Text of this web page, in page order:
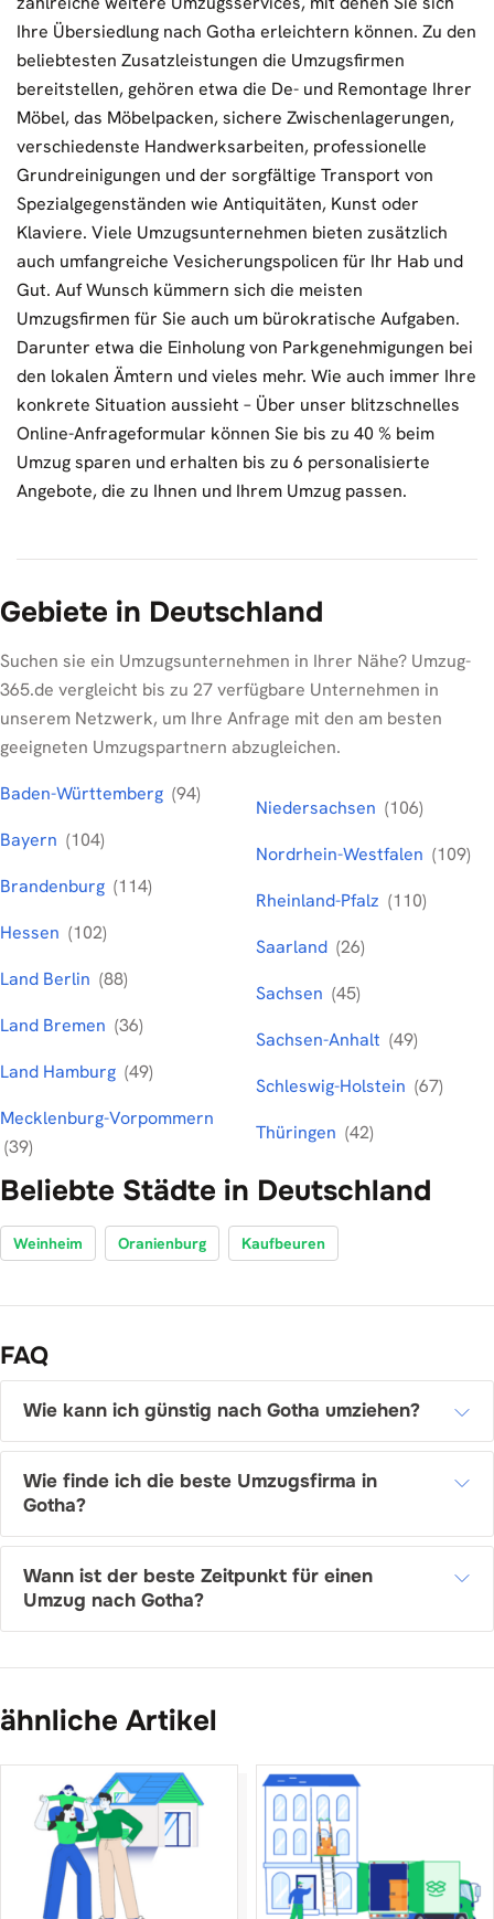
Ihre Übersiedlung nach Gotha erleichtern können. Zu den
beliebtesten Zusatzleistungen die Umzugsfirmen
bereitstellen, gehören etwa die De- und Remontage Ihrer
Möbel, das Möbelpacken, sichere Zwischenlagerungen,
verschiedenste Handwerksarbeiten, professionelle
Grundreinigungen und der sorgfältige Transport von
Spezialgegenständen wie Antiquitäten, Kunst oder
Klaviere. Viele Umzugsunternehmen bieten zusätzlich
auch umfangreiche Vesicherungspolicen für Ihr Hab und
Gut. Auf Wunsch kümmern sich die meisten
Umzugsfirmen für Sie auch um bürokratische Aufgaben.
Darunter etwa die Einholung von Parkgenehmigungen bei
den lokalen Ämtern und vieles mehr. Wie auch immer Ihre
konkrete Situation aussieht – Über unser blitzschnelles
Online-Anfrageformular können Sie bis zu 40 % beim
Umzug sparen und erhalten bis zu 6 personalisierte
Angebote, die zu Ihnen und Ihrem Umzug passen.
Gebiete in Deutschland
Suchen sie ein Umzugsunternehmen in Ihrer Nähe? Umzug-
365.de vergleicht bis zu 27 verfügbare Unternehmen in
unserem Netzwerk, um Ihre Anfrage mit den am besten
geeigneten Umzugspartnern abzugleichen.
Baden-Württemberg (94)
Bayern (104)
Brandenburg (114)
Hessen (102)
Land Berlin (88)
Land Bremen (36)
Land Hamburg (49)
Mecklenburg-Vorpommern
(39)
Niedersachsen (106)
Nordrhein-Westfalen (109)
Rheinland-Pfalz (110)
Saarland (26)
Sachsen (45)
Sachsen-Anhalt (49)
Schleswig-Holstein (67)
Thüringen (42)
Beliebte Städte in Deutschland
Weinheim Oranienburg Kaufbeuren
FAQ
Wie kann ich günstig nach Gotha umziehen?
Wie finde ich die beste Umzugsfirma in
Gotha?
Wann ist der beste Zeitpunkt für einen
Umzug nach Gotha?
ähnliche Artikel